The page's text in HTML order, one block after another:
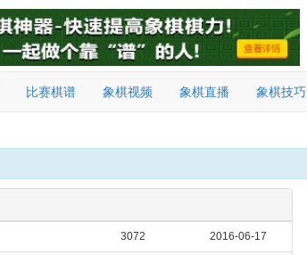
比赛棋谱 象棋视频 象棋直播 象棋技巧
3072 2016-06-17